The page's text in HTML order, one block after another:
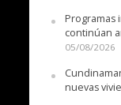
Programas
continúan
05/08/2026
nuevas